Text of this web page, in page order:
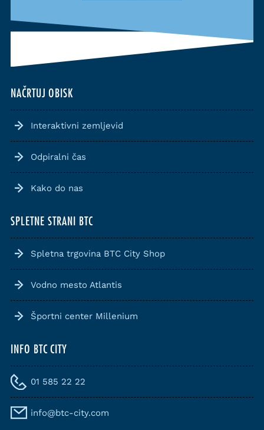
NAČRTUJ OBISK
Interaktivni zemljevid
Odpiralni čas
Kako do nas
SPLETNE STRANI BTC
Spletna trgovina BTC City Shop
Vodno mesto Atlantis
Športni center Millenium
INFO BTC CITY
01 585 22 22
info@btc-city.com